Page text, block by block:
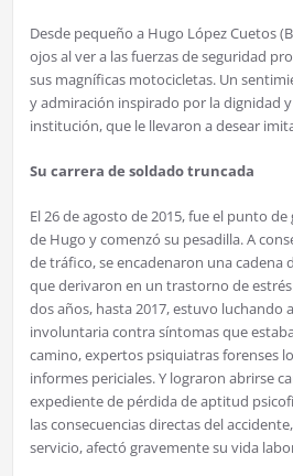
Desde pequeño a Hugo López Cuetos
ojos al ver a las fuerzas de seguridad
sus magníficas motocicletas. Un
y admiración inspirado por la dignidad
institución, que le llevaron a desear
Su carrera de soldado truncada
El 26 de agosto de 2015, fue el punto
de Hugo y comenzó su pesadilla. A
de tráfico, se encadenaron una cadena
que derivaron en un trastorno de
dos años, hasta 2017, estuvo luchando
involuntaria contra síntomas que
camino, expertos psiquiatras forenses
informes periciales. Y lograron abrirse
expediente de pérdida de aptitud
las consecuencias directas del
servicio, afectó gravemente su vida